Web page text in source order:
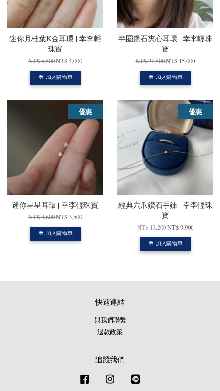
迷你月桂葉K金耳環 | 幸李輕
珠寶
NT$ 5,500NT$ 4,000
加入購物車
半圈鑽石夾心耳環 | 幸李輕珠
寶
NT$ 21,500NT$ 15,000
加入購物車
優惠
迷你星星耳環 | 幸李輕珠寶
NT$ 4,600NT$ 3,500
加入購物車
優惠
經典六爪鑽石手鍊 | 幸李輕珠
寶
NT$ 13,200NT$ 9,900
加入購物車
快速連結
與我們聯繫
退款政策
追蹤我們
Facebook Instagram